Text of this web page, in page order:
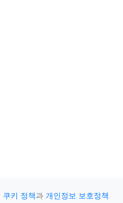
쿠키 정책과 개인정보 보호정책